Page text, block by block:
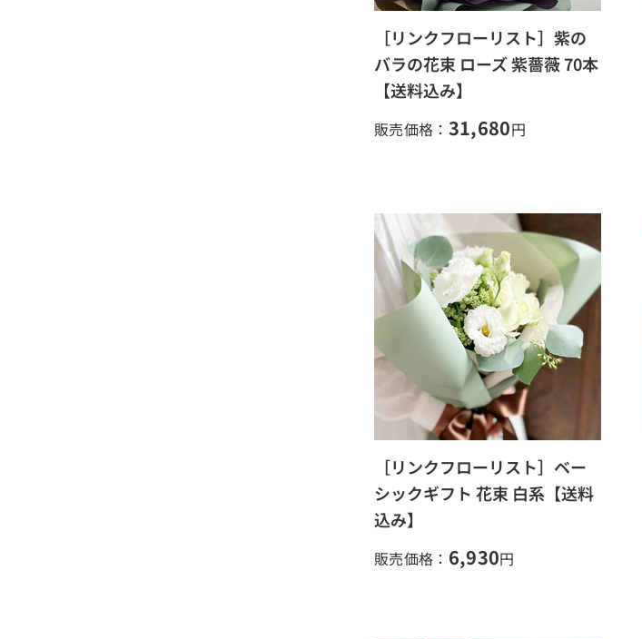
［リンクフローリスト］紫の
バラの花束 ローズ 紫薔薇 70本
【送料込み】
販売価格： 31,680円
［リンクフローリスト］ベー
シックギフト 花束 白系【送料
込み】
販売価格： 6,930円